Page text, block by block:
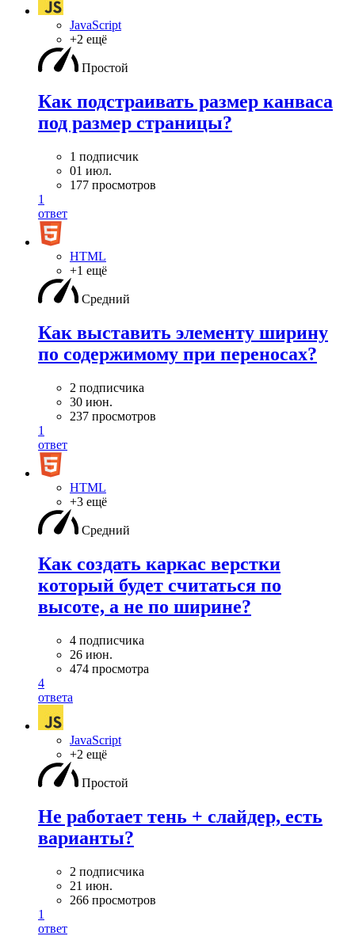
JavaScript
+2 ещё
Простой
Как подстраивать размер канваса
под размер страницы?
1 подписчик
01 июл.
177 просмотров
1
ответ
HTML
+1 ещё
Средний
Как выставить элементу ширину
по содержимому при переносах?
2 подписчика
30 июн.
237 просмотров
1
ответ
HTML
+3 ещё
Средний
Как создать каркас верстки
который будет считаться по
высоте, а не по ширине?
4 подписчика
26 июн.
474 просмотра
4
ответа
JavaScript
+2 ещё
Простой
Не работает тень + слайдер, есть
варианты?
2 подписчика
21 июн.
266 просмотров
1
ответ